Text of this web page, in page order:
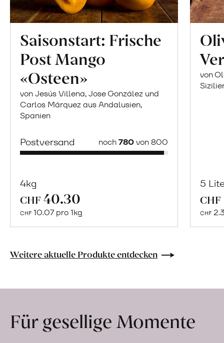
Saisonstart: Frische
Post Mango
«Osteen»
von Jesús Villena, Jose González und
Carlos Márquez aus Andalusien,
Spanien
Postversand noch780von 800
4kg
CHF 40.30
CHF 10.07 pro 1kg
Naturbelassene
Lebensmittel
Hof
erfahren
von
5
CHF
CHF
Weitere aktuelle Produkte entdecken
Für gesellige Momente